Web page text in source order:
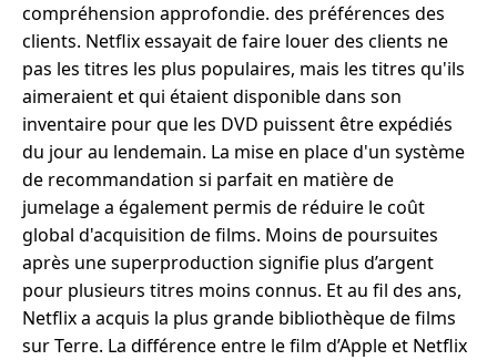
compréhension approfondie. des préférences des
clients. Netflix essayait de faire louer des clients ne
pas les titres les plus populaires, mais les titres qu'ils
aimeraient et qui étaient disponible dans son
inventaire pour que les DVD puissent être expédiés
du jour au lendemain. La mise en place d'un système
de recommandation si parfait en matière de
jumelage a également permis de réduire le coût
global d'acquisition de films. Moins de poursuites
après une superproduction signifie plus d’argent
pour plusieurs titres moins connus. Et au fil des ans,
Netflix a acquis la plus grande bibliothèque de films
sur Terre. La différence entre le film d’Apple et Netflix